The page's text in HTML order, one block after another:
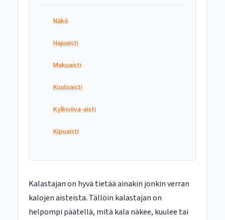
Näkö
Hajuaisti
Makuaisti
Kuuloaisti
Kylkiviiva-aisti
Kipuaisti
Kalastajan on hyvä tietää ainakin jonkin verran
kalojen aisteista. Tällöin kalastajan on
helpompi päätellä, mitä kala näkee, kuulee tai